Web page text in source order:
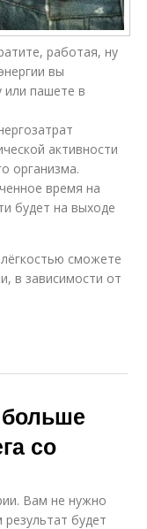
работая, ну
вы
или пашете в
активности
организма.
время на
будет на выходе
сможете
в зависимости от
больше
со
Вам не нужно
будет